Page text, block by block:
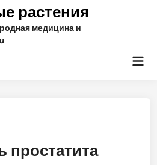
растения
медицина и
простатита